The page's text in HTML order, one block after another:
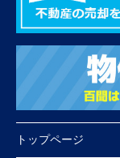
トップページ